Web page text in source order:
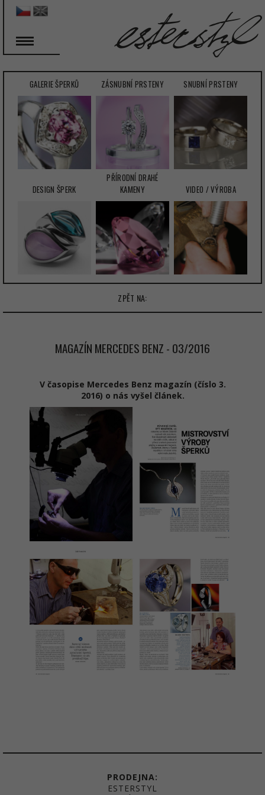
GALERIE ŠPERKŮ ZÁSNUBNÍ PRSTENY SNUBNÍ PRSTENY
DESIGN ŠPERK
PŘÍRODNÍ DRAHÉ
KAMENY
VIDEO / VÝROBA
ZPĚT NA:
MAGAZÍN MERCEDES BENZ - 03/2016
V časopise Mercedes Benz magazín (číslo 3.
2016) o nás vyšel článek.
PRODEJNA:
ESTERSTYL